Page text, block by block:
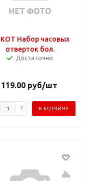
Набор часовых
отверток бол.
Достаточно
119.00руб/шт
В КОРЗИНУ